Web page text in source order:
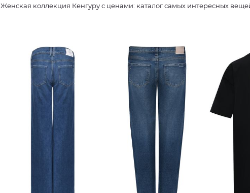
Женская коллекция Кенгуру с ценами: каталог самых интересных